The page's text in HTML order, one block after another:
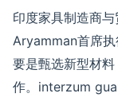
印度家具制造商
Aryamman首席
要是甄选新型材
作。 interzum